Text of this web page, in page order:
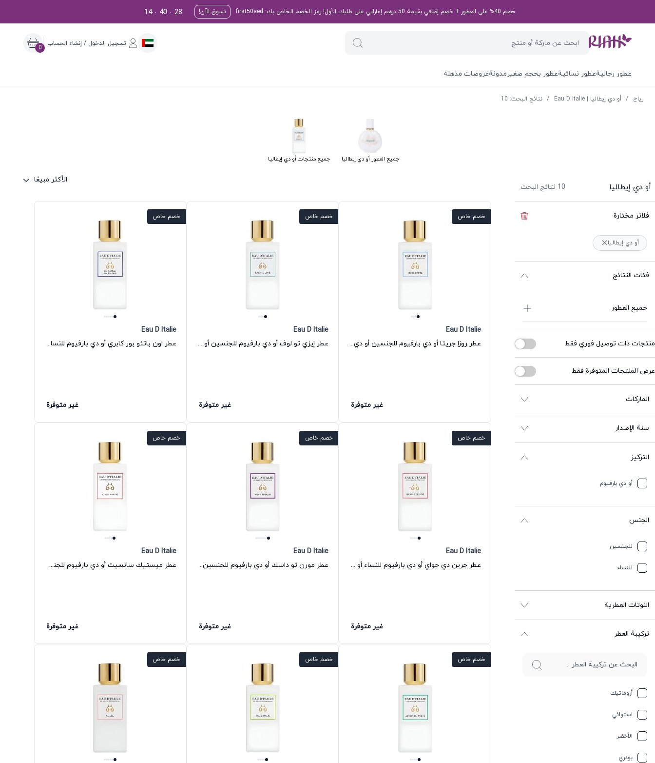
خصم 40% على العطور + خصم إضافي بقيمة 50 درهم إماراتي على طلبك الأول! رمز الخصم الخاص بك: first50aed تسوق الآن! 27
:
40
:
14
تسجيل الدخول / إنشاء الحساب
0
عطور رجاليةعطور نسائيةعطور بحجم صغيرمدونةعروضات مذهلة
ریاح / أو دي إيطاليا | Eau D Italie / نتائج البحث: 10
جميع العطور أو دي إيطاليا جميع منتجات أو دي إيطاليا
أو دي إيطاليا 10 نتائج البحث
الأكثر مبيعًا
فلاتر مختارة
أو دي إيطاليا
فئات النتائج
جميع العطور
منتجات ذات توصيل فوري فقط
عرض المنتجات المتوفرة فقط
الماركات
سنة الإصدار
التركيز
أو دي بارفيوم
الجنس
للجنسين
للنساء
النوتات العطرية
ترکیبة العطر
أروماتيك
استوائي
الأخضر
بودري
خصم خاص
Eau D Italie
عطر روزا جريتا أو دي بارفيوم للجنسين أو دي إيطاليا
غير متوفرة
خصم خاص
Eau D Italie
عطر إيزي تو لوف أو دي بارفيوم للجنسين أو دي إيطاليا
غير متوفرة
خصم خاص
Eau D Italie
عطر اون باتئو بور كابري أو دي بارفيوم للنساء أو دي إيطاليا
غير متوفرة
خصم خاص
Eau D Italie
عطر جرين دي جواي أو دي بارفيوم للنساء أو دي إيطاليا
غير متوفرة
خصم خاص
Eau D Italie
عطر مورن تو داسك أو دي بارفيوم للجنسين أو دي إيطاليا
غير متوفرة
خصم خاص
Eau D Italie
عطر ميستيك سانسيت أو دي بارفيوم للجنسين أو دي إيطاليا
غير متوفرة
خصم خاص خصم خاص خصم خاص